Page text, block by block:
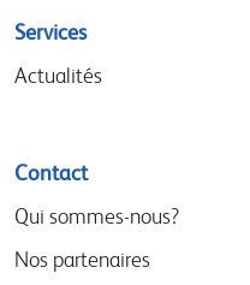
Services
Actualités
Contact
Qui sommes-nous?
Nos partenaires